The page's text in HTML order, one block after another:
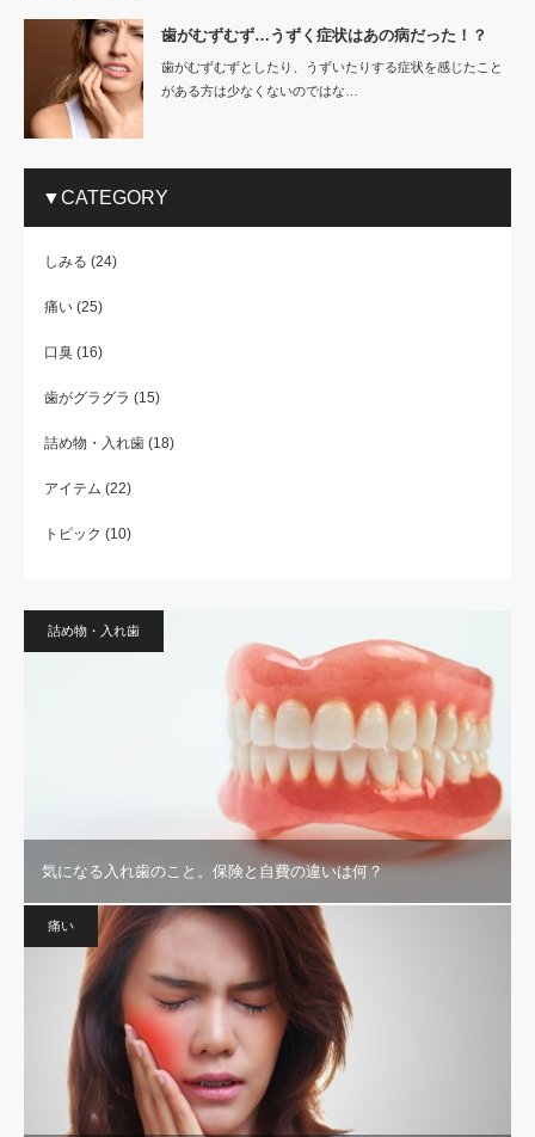
歯がむずむず…うずく症状はあの病だった！？
歯がむずむずとしたり、うずいたりする症状を感じたこと
がある方は少なくないのではな…
▼CATEGORY
しみる (24)
痛い (25)
口臭 (16)
歯がグラグラ (15)
詰め物・入れ歯 (18)
アイテム (22)
トピック (10)
詰め物・入れ歯
気になる入れ歯のこと。保険と自費の違いは何？
痛い